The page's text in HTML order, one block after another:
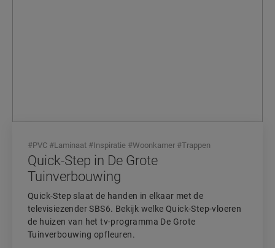
Quick-Step in De Grote
Tuinverbouwing
Quick-Step slaat de handen in elkaar met de
televisiezender SBS6. Bekijk welke Quick-Step-vloeren
de huizen van het tv-programma De Grote
Tuinverbouwing opfleuren.
#PVC #Laminaat #Inspiratie #Woonkamer #Trappen